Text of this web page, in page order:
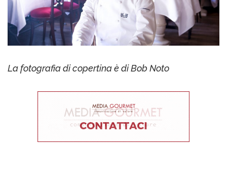
La fotografia di copertina è di Bob Noto